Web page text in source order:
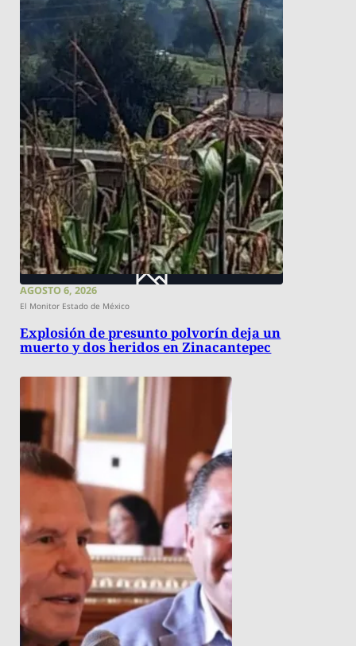
AGOSTO 6, 2026
El Monitor Estado de México
Explosión de presunto polvorín deja un
muerto y dos heridos en Zinacantepec